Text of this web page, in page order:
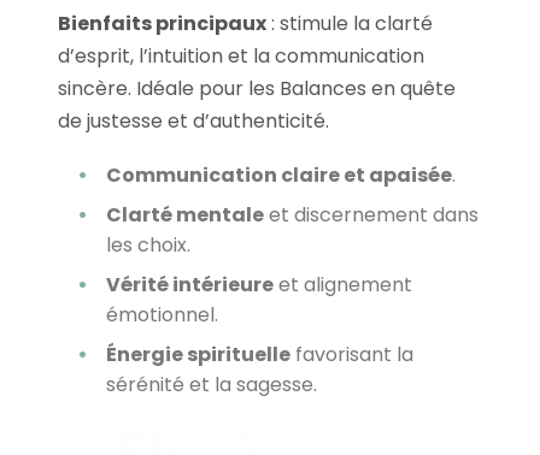
Bienfaits principaux: stimule la clarté
d’esprit, l’intuition et la communication
sincère. Idéale pour les Balances en quête
de justesse et d’authenticité.
Communication claire et apaisée.
Clarté mentaleet discernement dans
les choix.
Vérité intérieureet alignement
émotionnel.
Énergie spirituelle favorisant la
sérénité et la sagesse.